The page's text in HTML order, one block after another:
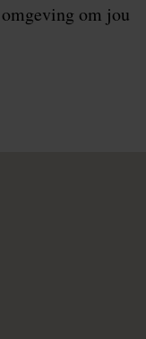
om jou